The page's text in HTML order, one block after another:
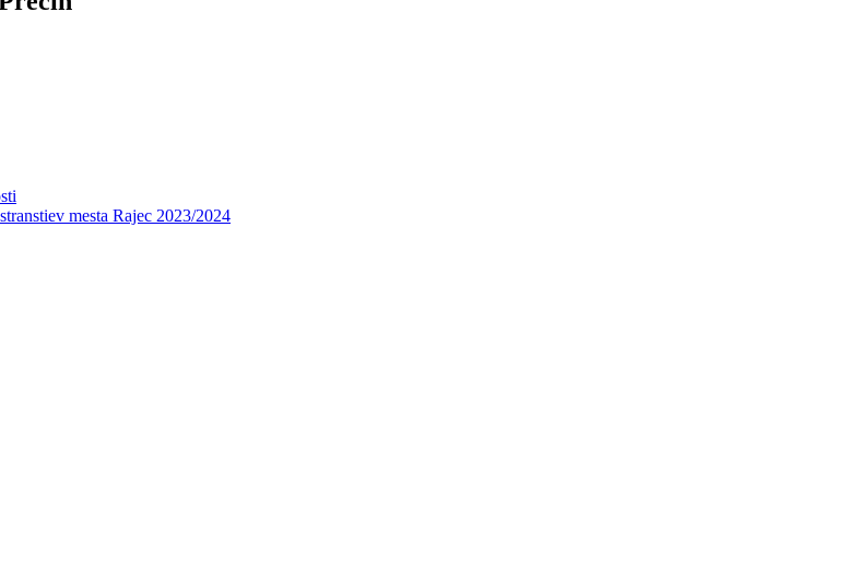
mesta Rajec 2023/2024